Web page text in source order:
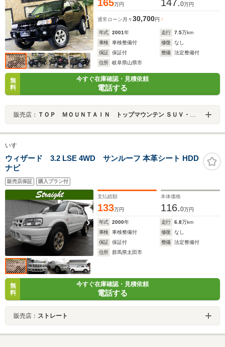
165万円 147.0万円
通常ローン 月々30,700円
年式 2001年 走行 7.5万km
車検
車検整備付 修復
なし
保証
保証付 整備
法定整備付
住所
岐阜県山県市
無
料
今すぐ在庫確認・見積依頼
電話する
販売店： ＴＯＰ ＭＯＵＮＴＡＩＮ トップマウンテン ＳＵＶ・クロカン・キャンピングカー専門店
いすゞ
ウィザード 3.2 LSE 4WD サンルーフ 本革シート HDD
ナビ
販売店保証 購入プラン付
支払総額
133万円
本体価格
116.0万円
年式 2000年 走行 6.8万km
車検
車検整備付 修復
なし
保証
保証付 整備
法定整備付
住所
群馬県太田市
無
料
今すぐ在庫確認・見積依頼
電話する
販売店： ストレート